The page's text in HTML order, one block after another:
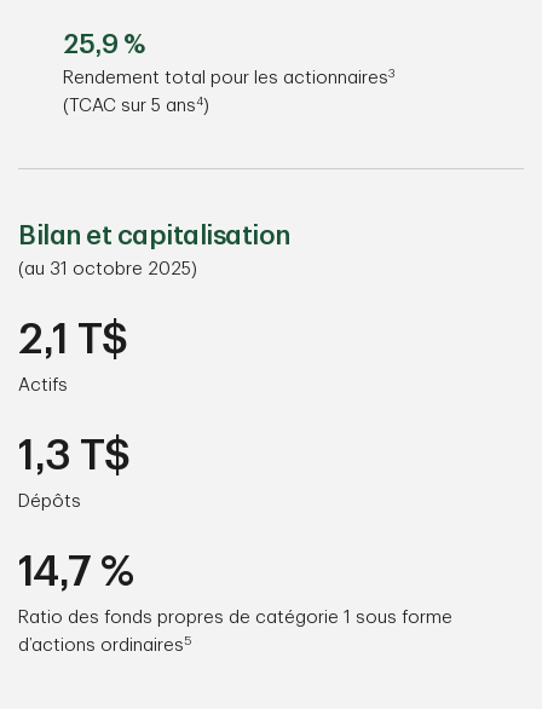
25,9 %
Rendement total pour les actionnaires3
(TCAC sur 5 ans4)
Bilan et capitalisation
(au 31 octobre 2025)
2,1 T$
Actifs
1,3 T$
Dépôts
14,7 %
Ratio des fonds propres de catégorie 1 sous forme
d’actions ordinaires5